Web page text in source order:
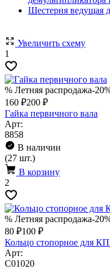
Шестерня ведущая
Увеличить схему
1
% Летняя распродажа-
160 ₽200 ₽
Гайка первичного вала
Арт:
8858
В наличии
(27 шт.)
В корзину
2
% Летняя распродажа-
80 ₽100 ₽
Кольцо стопорное для
Арт:
C01020